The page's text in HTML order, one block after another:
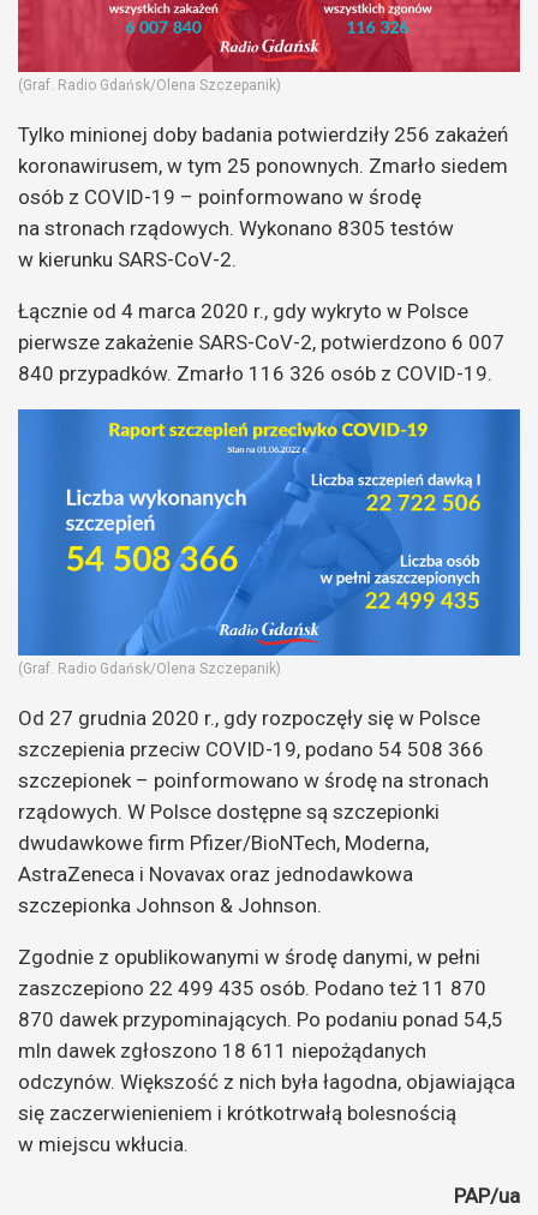
(Graf. Radio Gdańsk/Olena Szczepanik)
Tylko minionej doby badania potwierdziły 256 zakażeń
koronawirusem, w tym 25 ponownych. Zmarło siedem
osób z COVID-19 – poinformowano w środę
na stronach rządowych. Wykonano 8305 testów
w kierunku SARS-CoV-2.
Łącznie od 4 marca 2020 r., gdy wykryto w Polsce
pierwsze zakażenie SARS-CoV-2, potwierdzono 6 007
840 przypadków. Zmarło 116 326 osób z COVID-19.
(Graf. Radio Gdańsk/Olena Szczepanik)
Od 27 grudnia 2020 r., gdy rozpoczęły się w Polsce
szczepienia przeciw COVID-19, podano 54 508 366
szczepionek – poinformowano w środę na stronach
rządowych. W Polsce dostępne są szczepionki
dwudawkowe firm Pfizer/BioNTech, Moderna,
AstraZeneca i Novavax oraz jednodawkowa
szczepionka Johnson & Johnson.
Zgodnie z opublikowanymi w środę danymi, w pełni
zaszczepiono 22 499 435 osób. Podano też 11 870
870 dawek przypominających. Po podaniu ponad 54,5
mln dawek zgłoszono 18 611 niepożądanych
odczynów. Większość z nich była łagodna, objawiająca
się zaczerwienieniem i krótkotrwałą bolesnością
w miejscu wkłucia.
PAP/ua